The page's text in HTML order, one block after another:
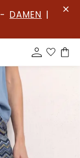
DAMEN |